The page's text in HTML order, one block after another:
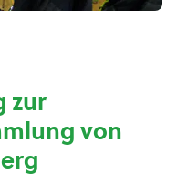
zur
von